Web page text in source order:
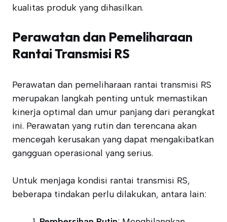
kualitas produk yang dihasilkan.
Perawatan dan Pemeliharaan
Rantai Transmisi RS
Perawatan dan pemeliharaan rantai transmisi RS
merupakan langkah penting untuk memastikan
kinerja optimal dan umur panjang dari perangkat
ini. Perawatan yang rutin dan terencana akan
mencegah kerusakan yang dapat mengakibatkan
gangguan operasional yang serius.
Untuk menjaga kondisi rantai transmisi RS,
beberapa tindakan perlu dilakukan, antara lain: